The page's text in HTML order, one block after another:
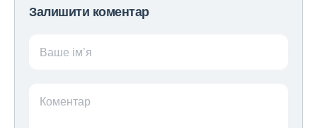
Залишити коментар
Ваше ім’я
Коментар